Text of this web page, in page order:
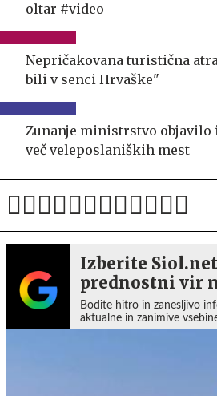
oltar #video
Nepričakovana turistična
bili v senci Hrvaške"
Zunanje ministrstvo
več veleposlaniških mest
Izberite
prednostni vir
Bodite hitro in zanesljivo
aktualne in zanimive